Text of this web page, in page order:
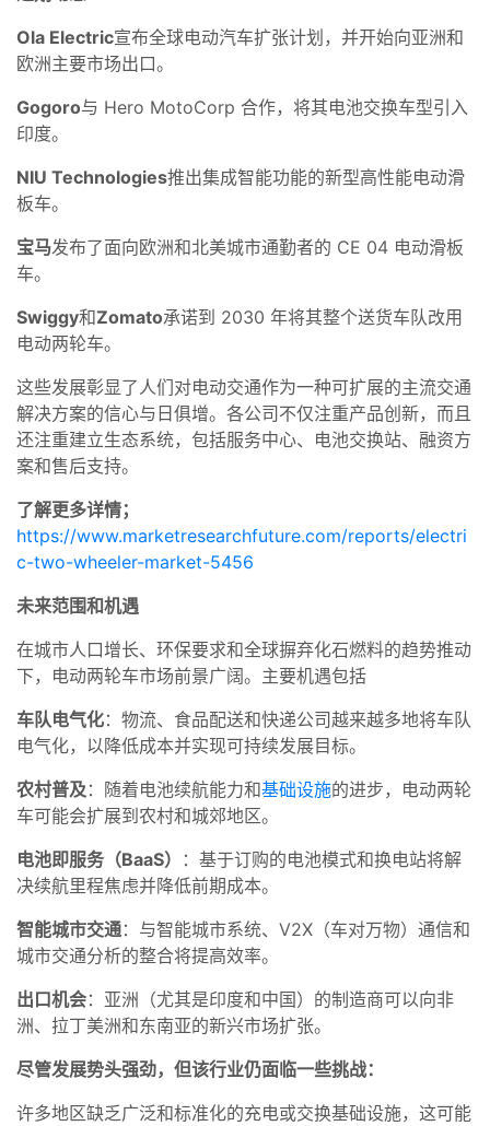
Ola Electric宣布全球电动汽车扩张计划，并开始向亚洲和
欧洲主要市场出口。
Gogoro与 Hero MotoCorp 合作，将其电池交换车型引入
印度。
NIU Technologies推出集成智能功能的新型高性能电动滑
板车。
宝马发布了面向欧洲和北美城市通勤者的 CE 04 电动滑板
车。
Swiggy和Zomato承诺到 2030 年将其整个送货车队改用
电动两轮车。
这些发展彰显了人们对电动交通作为一种可扩展的主流交通
解决方案的信心与日俱增。各公司不仅注重产品创新，而且
还注重建立生态系统，包括服务中心、电池交换站、融资方
案和售后支持。
了解更多详情；
https://www.marketresearchfuture.com/reports/electri
c-two-wheeler-market-5456
未来范围和机遇
在城市人口增长、环保要求和全球摒弃化石燃料的趋势推动
下，电动两轮车市场前景广阔。主要机遇包括
车队电气化：物流、食品配送和快递公司越来越多地将车队
电气化，以降低成本并实现可持续发展目标。
农村普及 ：随着电池续航能力和基础设施的进步，电动两轮
车可能会扩展到农村和城郊地区。
电池即服务（BaaS）
：基于订购的电池模式和换电站将解
决续航里程焦虑并降低前期成本。
智能城市交通：与智能城市系统、V2X（车对万物）通信和
城市交通分析的整合将提高效率。
出口机会：亚洲（尤其是印度和中国）的制造商可以向非
洲、拉丁美洲和东南亚的新兴市场扩张。
尽管发展势头强劲，但该行业仍面临一些挑战：
许多地区缺乏广泛和标准化的充电或交换基础设施，这可能